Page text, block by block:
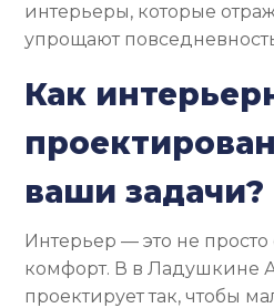
интерьеры, которые
упрощают
Как
ваши задачи?
Интерьер — это не просто
комфорт. В в Ладушкине
проектирует так, чтобы